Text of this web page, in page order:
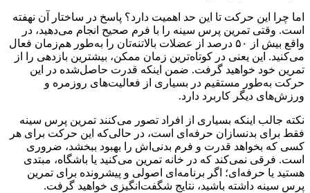
اما چرا این حرکت تا این حد اهمیت دارد؟ پاسخ در ساختار آن نهفته
است. وقتی تمرین پرس سینه را با فرم صحیح انجام می‌دهید، در
واقع بیش از ۵۰ درصد از عضلات بالاتنه‌تان را به‌طور هم‌زمان فعال
می‌کنید. این یعنی در کوتاه‌ترین زمان ممکن، بیشترین بازدهی را از
تمرین خود خواهید گرفت. ضمن اینکه قدرت حاصل‌شده در این
حرکت به‌طور مستقیم در بسیاری از فعالیت‌های روزمره و
ورزش‌های دیگر کاربرد دارد.
نکته جالب اینکه بسیاری از افراد تصور می‌کنند تمرین پرس سینه
فقط برای بدنسازان حرفه‌ای است، در حالی‌که این حرکت برای هر
کسی که بخواهد قدرت و فرم بدنی‌اش را بهبود ببخشد، ضروری
است. فرقی نمی‌کند که در خانه تمرین می‌کنید یا باشگاه، مبتدی
هستید یا حرفه‌ای؛ اگر برنامه‌ای اصولی و پیشرونده برای تمرین
پرس سینه داشته باشید، نتایج شگفت‌انگیزی خواهید گرفت.